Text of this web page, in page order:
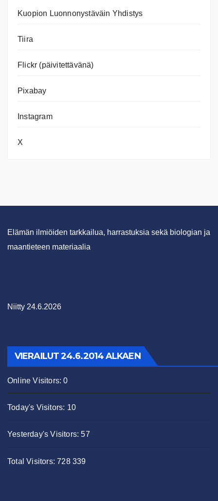
Kuopion Luonnonystäväin Yhdistys
Tiira
Flickr (päivitettävänä)
Pixabay
Instagram
X
Elämän ilmiöiden tarkkailua, harrastuksia sekä biologian ja
maantieteen materiaalia
Niitty 24.6.2026
VIERAILUT 24.6.2014 ALKAEN
Online Visitors:0
Today's Visitors: 10
Yesterday's Visitors:57
Total Visitors:728 339